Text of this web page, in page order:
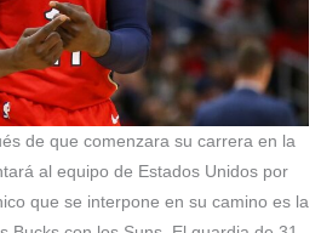
de que comenzara su carrera en la
al equipo de Estados Unidos por
que se interpone en su camino es la